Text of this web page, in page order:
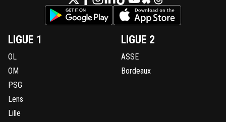
LIGUE 1
OL
OM
PSG
Lens
Lille
LIGUE 2
ASSE
Bordeaux